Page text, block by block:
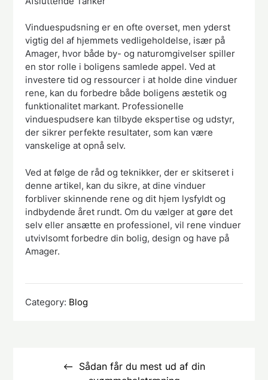
Vinduespudsning er en ofte overset, men yderst
vigtig del af hjemmets vedligeholdelse, især på
Amager, hvor både by- og naturomgivelser spiller
en stor rolle i boligens samlede appel. Ved at
investere tid og ressourcer i at holde dine vinduer
rene, kan du forbedre både boligens æstetik og
funktionalitet markant. Professionelle
vinduespudsere kan tilbyde ekspertise og udstyr,
der sikrer perfekte resultater, som kan være
vanskelige at opnå selv.
Ved at følge de råd og teknikker, der er skitseret i
denne artikel, kan du sikre, at dine vinduer
forbliver skinnende rene og dit hjem lysfyldt og
indbydende året rundt. Om du vælger at gøre det
selv eller ansætte en professionel, vil rene vinduer
utvivlsomt forbedre din bolig, design og have på
Amager.
Category: Blog
Sådan får du mest ud af din